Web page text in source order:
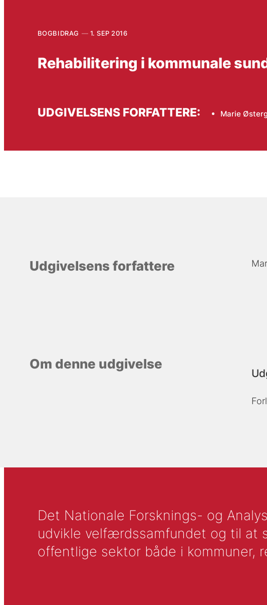
BOGBIDRAG 1. SEP 2016
Rehabilitering i kommunale
UDGIVELSENS FORFATTERE: Marie
Udgivelsens forfattere
Om denne udgivelse
Det Nationale Forsknings- og
udvikle velfærdssamfundet og til at
offentlige sektor både i kommuner,